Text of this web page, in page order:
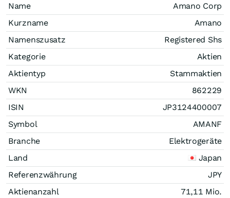
Name
Amano Corp
Kurzname
Amano
Namenszusatz
Registered Shs
Kategorie
Aktien
Aktientyp
Stammaktien
WKN
862229
ISIN
JP3124400007
Symbol
AMANF
Branche
Elektrogeräte
Land
Japan
Referenzwährung
JPY
Aktienanzahl
71,11 Mio.